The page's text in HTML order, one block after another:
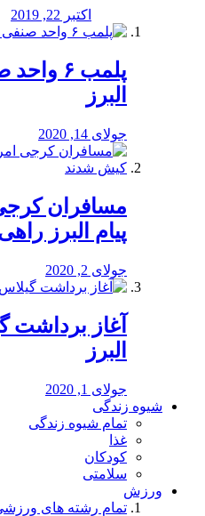
اکتبر 22, 2019
پلمب ۶
البرز
جولای 14, 2020
مسافران
پیام البرز
جولای 2, 2020
آغاز برداشت
البرز
جولای 1, 2020
شیوه زندگی
تمام شیوه زندگی
غذا
کودکان
سلامتی
ورزش
تمام رشته های